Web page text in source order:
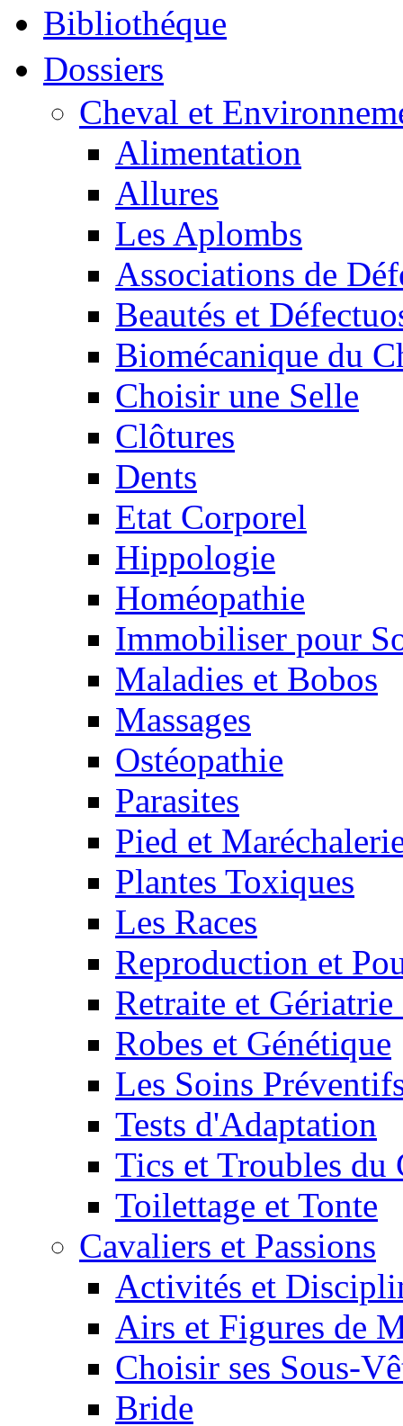
Bibliothéque
Dossiers
Cheval et
Alimentation
Allures
Les Aplombs
Associations de
Beautés et
Biomécanique du
Choisir une Selle
Clôtures
Dents
Etat Corporel
Hippologie
Homéopathie
Immobiliser pour
Maladies et Bobos
Massages
Ostéopathie
Parasites
Pied et
Plantes Toxiques
Les Races
Reproduction et
Retraite et
Robes et Génétique
Les Soins
Tests d'Adaptation
Tics et Troubles du
Toilettage et Tonte
Cavaliers et Passions
Activités et
Airs et Figures de
Choisir ses Sous-
Bride